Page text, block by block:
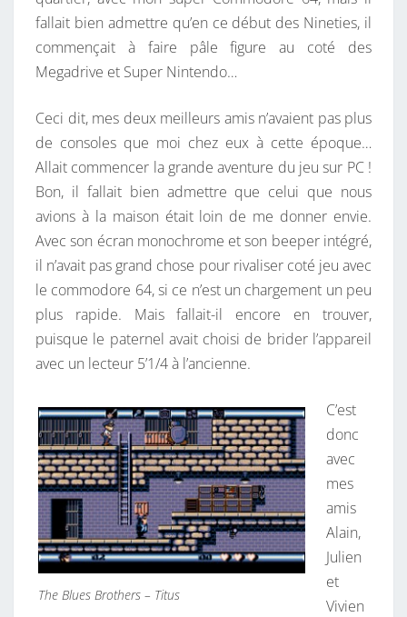
fallait bien admettre qu’en ce début des Nineties, il
commençait à faire pâle figure au coté des
Megadrive et Super Nintendo…
Ceci dit, mes deux meilleurs amis n’avaient pas plus
de consoles que moi chez eux à cette époque…
Allait commencer la grande aventure du jeu sur PC !
Bon, il fallait bien admettre que celui que nous
avions à la maison était loin de me donner envie.
Avec son écran monochrome et son beeper intégré,
il n’avait pas grand chose pour rivaliser coté jeu avec
le commodore 64, si ce n’est un chargement un peu
plus rapide. Mais fallait-il encore en trouver,
puisque le paternel avait choisi de brider l’appareil
avec un lecteur 5’1/4 à l’ancienne.
The Blues Brothers – Titus
C’est
donc
avec
mes
amis
Alain,
Julien
et
Vivien